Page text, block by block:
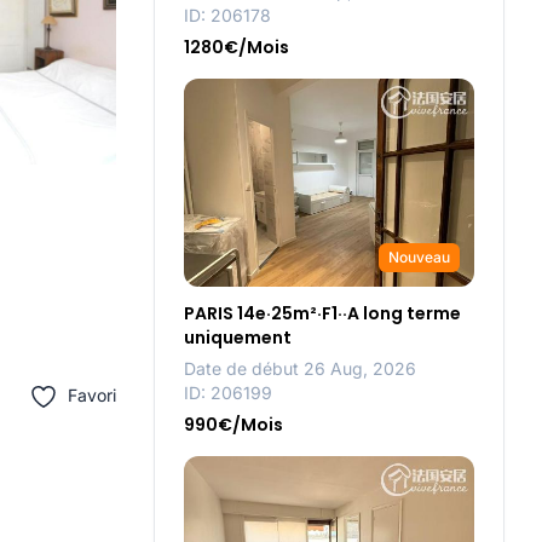
Favori
ID: 206178
1280€/Mois
Nouveau
PARIS 14e·25m²·F1··A long terme
uniquement
Date de début 26 Aug, 2026
ID: 206199
990€/Mois